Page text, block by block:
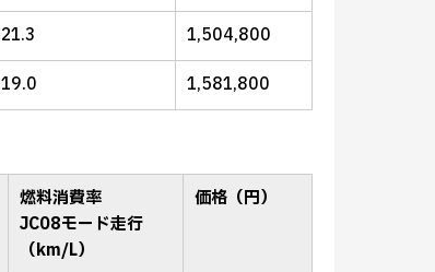
21.3
1,504,800
19.0 1,581,800
燃料消費率
JC08モード走行
（km/L）
価格（円）